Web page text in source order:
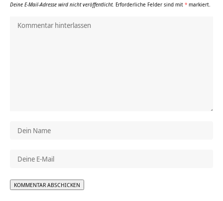
Deine E-Mail-Adresse wird nicht veröffentlicht. Erforderliche Felder sind mit * markiert.